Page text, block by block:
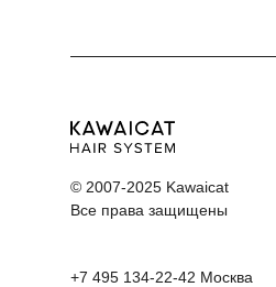
© 2007-2025 Kawaicat
Все права защищены
+7 495 134-22-42 Москва